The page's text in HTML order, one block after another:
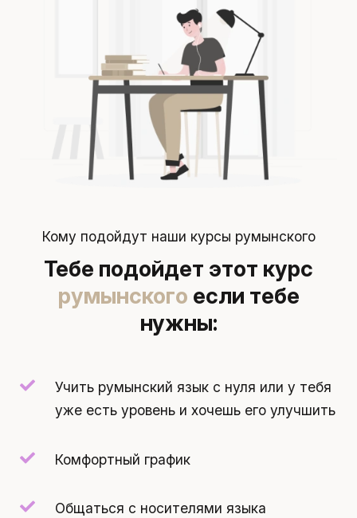
Кому подойдут наши курсы румынского
Тебе подойдет этот курс
румынского если тебе
нужны:
Учить румынский язык с нуля или у тебя
уже есть уровень и хочешь его улучшить
Комфортный график
Общаться с носителями языка